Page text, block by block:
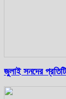
জুলাই সনদের